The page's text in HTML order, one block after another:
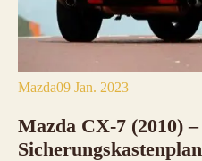
Mazda09 Jan. 2023
Mazda CX-7 (2010)–
Sicherungskastenplan